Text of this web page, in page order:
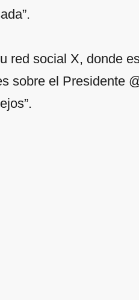
red social X, donde
sobre el Presidente